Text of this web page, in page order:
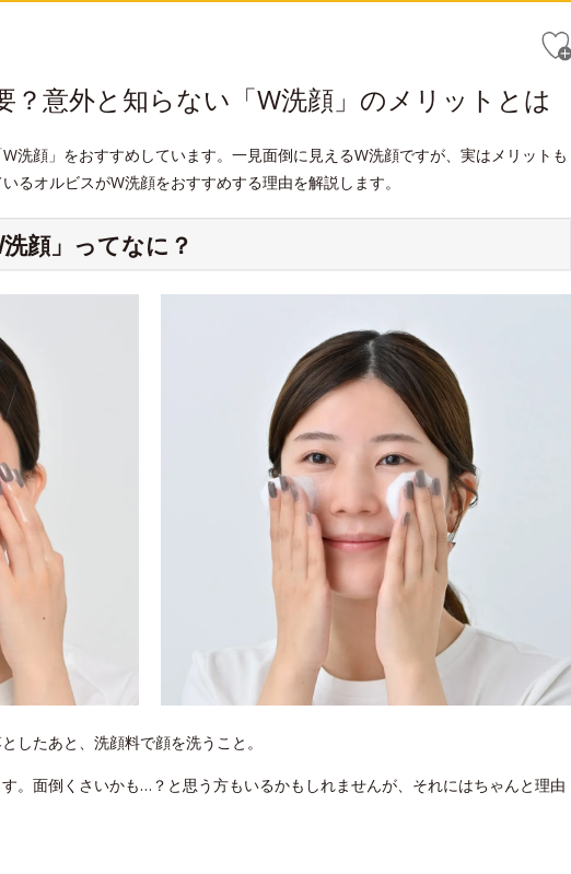
？意外と知らない「W洗顔」のメリットとは
洗顔」をおすすめしています。一見面倒に見えるW洗顔ですが、実はメリットも
るオルビスがW洗顔をおすすめする理由を解説します。
顔」ってなに？
したあと、洗顔料で顔を洗うこと。
。面倒くさいかも…？と思う方もいるかもしれませんが、それにはちゃんと理由